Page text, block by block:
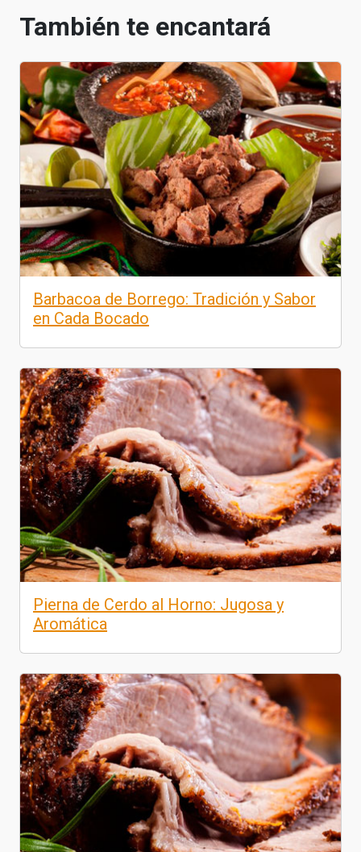
También te encantará
Barbacoa de Borrego: Tradición y Sabor
en Cada Bocado
Pierna de Cerdo al Horno: Jugosa y
Aromática